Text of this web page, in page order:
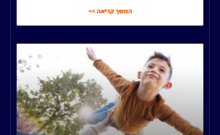
המשך קריאה >>